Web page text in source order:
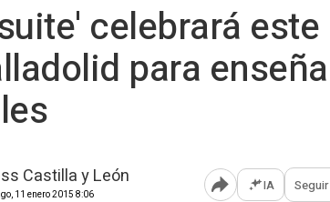
celebrará
para
Castilla y León
11 enero 2015 8:06 Abrir opciones para
IA